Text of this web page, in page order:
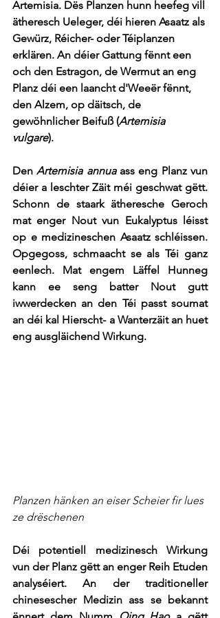
Artemisia. Dës Planzen hunn heefeg vill
ätheresch Ueleger, déi hieren Asaatz als
Gewürz, Réicher- oder Téiplanzen
erklären. An déier Gattung fënnt een
och den Estragon, de Wermut an eng
Planz déi een laancht d'Weeër fënnt,
den Alzem, op däitsch, de
gewöhnlicher Beifuß (Artemisia
vulgare).
Den Artemisia annua ass eng Planz vun
déier a leschter Zäit méi geschwat gëtt.
Schonn de staark ätheresche Geroch
mat enger Nout vun Eukalyptus léisst
op e medizineschen Asaatz schléissen.
Opgegoss, schmaacht se als Téi ganz
eenlech. Mat engem Läffel Hunneg
kann ee seng batter Nout gutt
iwwerdecken an den Téi passt soumat
an déi kal Hierscht- a Wanterzäit an huet
eng ausgläichend Wirkung.
Planzen hänken an eiser Scheier fir lues
ze drëschenen
Déi potentiell medizinesch Wirkung
vun der Planz gëtt an enger Reih Etuden
analyséiert. An der traditioneller
chinesescher Medizin ass se bekannt